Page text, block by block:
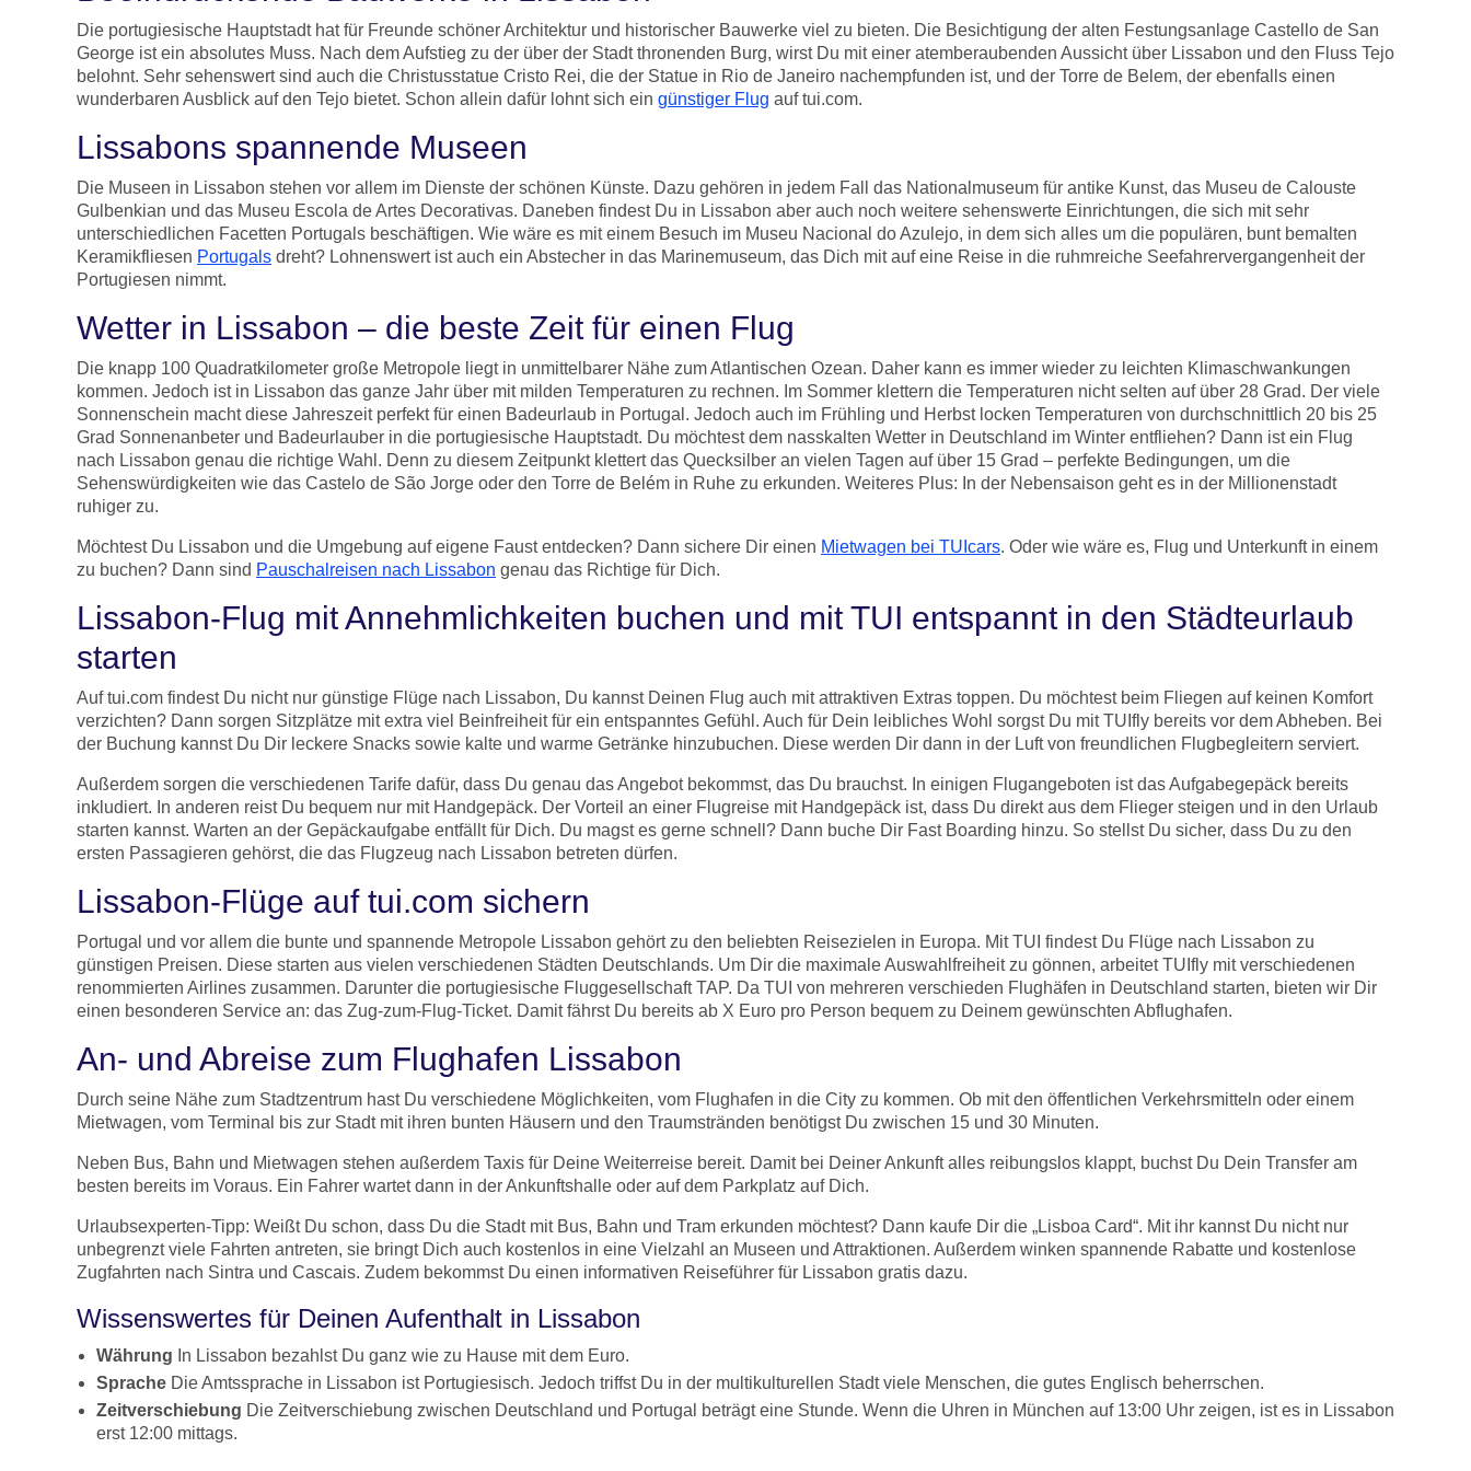
Die portugiesische Hauptstadt hat für Freunde schöner Architektur und historischer Bauwerke viel zu bieten. Die Besichtigung der alten Festungsanlage Castello de San
George ist ein absolutes Muss. Nach dem Aufstieg zu der über der Stadt thronenden Burg, wirst Du mit einer atemberaubenden Aussicht über Lissabon und den Fluss Tejo
belohnt. Sehr sehenswert sind auch die Christusstatue Cristo Rei, die der Statue in Rio de Janeiro nachempfunden ist, und der Torre de Belem, der ebenfalls einen
wunderbaren Ausblick auf den Tejo bietet. Schon allein dafür lohnt sich ein günstiger Flug auf tui.com.
Lissabons spannende Museen
Die Museen in Lissabon stehen vor allem im Dienste der schönen Künste. Dazu gehören in jedem Fall das Nationalmuseum für antike Kunst, das Museu de Calouste
Gulbenkian und das Museu Escola de Artes Decorativas. Daneben findest Du in Lissabon aber auch noch weitere sehenswerte Einrichtungen, die sich mit sehr
unterschiedlichen Facetten Portugals beschäftigen. Wie wäre es mit einem Besuch im Museu Nacional do Azulejo, in dem sich alles um die populären, bunt bemalten
Keramikfliesen Portugals dreht? Lohnenswert ist auch ein Abstecher in das Marinemuseum, das Dich mit auf eine Reise in die ruhmreiche Seefahrervergangenheit der
Portugiesen nimmt.
Wetter in Lissabon – die beste Zeit für einen Flug
Die knapp 100 Quadratkilometer große Metropole liegt in unmittelbarer Nähe zum Atlantischen Ozean. Daher kann es immer wieder zu leichten Klimaschwankungen
kommen. Jedoch ist in Lissabon das ganze Jahr über mit milden Temperaturen zu rechnen. Im Sommer klettern die Temperaturen nicht selten auf über 28 Grad. Der viele
Sonnenschein macht diese Jahreszeit perfekt für einen Badeurlaub in Portugal. Jedoch auch im Frühling und Herbst locken Temperaturen von durchschnittlich 20 bis 25
Grad Sonnenanbeter und Badeurlauber in die portugiesische Hauptstadt. Du möchtest dem nasskalten Wetter in Deutschland im Winter entfliehen? Dann ist ein Flug
nach Lissabon genau die richtige Wahl. Denn zu diesem Zeitpunkt klettert das Quecksilber an vielen Tagen auf über 15 Grad – perfekte Bedingungen, um die
Sehenswürdigkeiten wie das Castelo de São Jorge oder den Torre de Belém in Ruhe zu erkunden. Weiteres Plus: In der Nebensaison geht es in der Millionenstadt
ruhiger zu.
Möchtest Du Lissabon und die Umgebung auf eigene Faust entdecken? Dann sichere Dir einen Mietwagen bei TUIcars. Oder wie wäre es, Flug und Unterkunft in einem
zu buchen? Dann sind Pauschalreisen nach Lissabon genau das Richtige für Dich.
Lissabon-Flug mit Annehmlichkeiten buchen und mit TUI entspannt in den Städteurlaub
starten
Auf tui.com findest Du nicht nur günstige Flüge nach Lissabon, Du kannst Deinen Flug auch mit attraktiven Extras toppen. Du möchtest beim Fliegen auf keinen Komfort
verzichten? Dann sorgen Sitzplätze mit extra viel Beinfreiheit für ein entspanntes Gefühl. Auch für Dein leibliches Wohl sorgst Du mit TUIfly bereits vor dem Abheben. Bei
der Buchung kannst Du Dir leckere Snacks sowie kalte und warme Getränke hinzubuchen. Diese werden Dir dann in der Luft von freundlichen Flugbegleitern serviert.
Außerdem sorgen die verschiedenen Tarife dafür, dass Du genau das Angebot bekommst, das Du brauchst. In einigen Flugangeboten ist das Aufgabegepäck bereits
inkludiert. In anderen reist Du bequem nur mit Handgepäck. Der Vorteil an einer Flugreise mit Handgepäck ist, dass Du direkt aus dem Flieger steigen und in den Urlaub
starten kannst. Warten an der Gepäckaufgabe entfällt für Dich. Du magst es gerne schnell? Dann buche Dir Fast Boarding hinzu. So stellst Du sicher, dass Du zu den
ersten Passagieren gehörst, die das Flugzeug nach Lissabon betreten dürfen.
Lissabon-Flüge auf tui.com sichern
Portugal und vor allem die bunte und spannende Metropole Lissabon gehört zu den beliebten Reisezielen in Europa. Mit TUI findest Du Flüge nach Lissabon zu
günstigen Preisen. Diese starten aus vielen verschiedenen Städten Deutschlands. Um Dir die maximale Auswahlfreiheit zu gönnen, arbeitet TUIfly mit verschiedenen
renommierten Airlines zusammen. Darunter die portugiesische Fluggesellschaft TAP. Da TUI von mehreren verschieden Flughäfen in Deutschland starten, bieten wir Dir
einen besonderen Service an: das Zug-zum-Flug-Ticket. Damit fährst Du bereits ab X Euro pro Person bequem zu Deinem gewünschten Abflughafen.
An- und Abreise zum Flughafen Lissabon
Durch seine Nähe zum Stadtzentrum hast Du verschiedene Möglichkeiten, vom Flughafen in die City zu kommen. Ob mit den öffentlichen Verkehrsmitteln oder einem
Mietwagen, vom Terminal bis zur Stadt mit ihren bunten Häusern und den Traumstränden benötigst Du zwischen 15 und 30 Minuten.
Neben Bus, Bahn und Mietwagen stehen außerdem Taxis für Deine Weiterreise bereit. Damit bei Deiner Ankunft alles reibungslos klappt, buchst Du Dein Transfer am
besten bereits im Voraus. Ein Fahrer wartet dann in der Ankunftshalle oder auf dem Parkplatz auf Dich.
Urlaubsexperten-Tipp: Weißt Du schon, dass Du die Stadt mit Bus, Bahn und Tram erkunden möchtest? Dann kaufe Dir die „Lisboa Card“. Mit ihr kannst Du nicht nur
unbegrenzt viele Fahrten antreten, sie bringt Dich auch kostenlos in eine Vielzahl an Museen und Attraktionen. Außerdem winken spannende Rabatte und kostenlose
Zugfahrten nach Sintra und Cascais. Zudem bekommst Du einen informativen Reiseführer für Lissabon gratis dazu.
Wissenswertes für Deinen Aufenthalt in Lissabon
Währung In Lissabon bezahlst Du ganz wie zu Hause mit dem Euro.
Sprache Die Amtssprache in Lissabon ist Portugiesisch. Jedoch triffst Du in der multikulturellen Stadt viele Menschen, die gutes Englisch beherrschen.
Zeitverschiebung Die Zeitverschiebung zwischen Deutschland und Portugal beträgt eine Stunde. Wenn die Uhren in München auf 13:00 Uhr zeigen, ist es in Lissabon
erst 12:00 mittags.